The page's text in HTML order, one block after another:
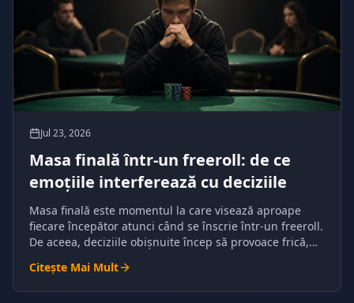
Jul 23, 2026
Masa finală într-un freeroll: de ce
emoțiile interferează cu deciziile
Masa finală este momentul la care visează aproape
fiecare începător atunci când se înscrie într-un freeroll.
De aceea, deciziile obișnuite încep să provoace frică,
Citește Mai Mult